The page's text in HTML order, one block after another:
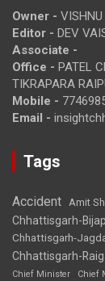
Owner -
Editor - DEV
Associate -
Office - PATEL
TIKRAPARA
Mobile -
Email -
Tags
Accident Amit
Chhattisgarh-
Chhattisgarh-
Chhattisgarh-
Chief Minister
Chief